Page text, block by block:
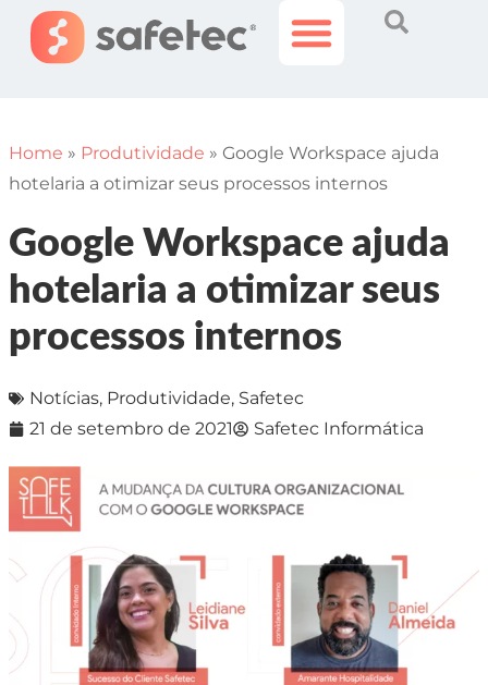
Home » Produtividade » Google Workspace ajuda
hotelaria a otimizar seus processos internos
Google Workspace ajuda
hotelaria a otimizar seus
processos internos
Notícias, Produtividade, Safetec
21 de setembro de 2021
Safetec Informática